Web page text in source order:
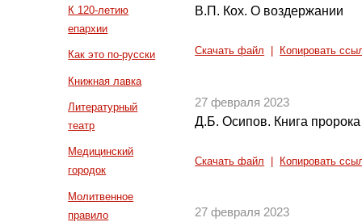
К 120-летию
епархии
Как это по-русски
Книжная лавка
Литературный
театр
Медицинский
городок
Молитвенное
правило
В.П. Кох. О воздержании
Скачать файл Копировать
27 февраля 2023
Д.Б. Осипов. Книга
Скачать файл Копировать
27 февраля 2023